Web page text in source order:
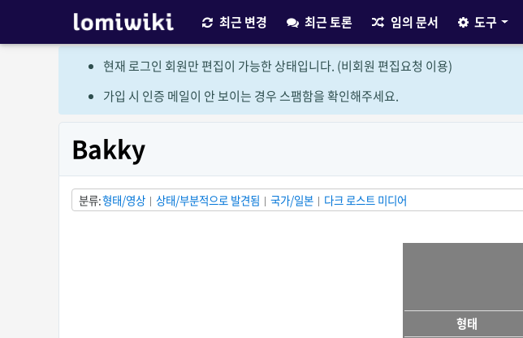
최근 변경 최근 토론 임의 문서 도구
현재 로그인 회원만 편집이 가능한 상태입니다. (비회원 편집요청 이용)
가입 시 인증 메일이 안 보이는 경우 스팸함을 확인해주세요.
Bakky
분류 형태/영상 상태/부분적으로 발견됨 국가/일본 다크 로스트 미디어
형태